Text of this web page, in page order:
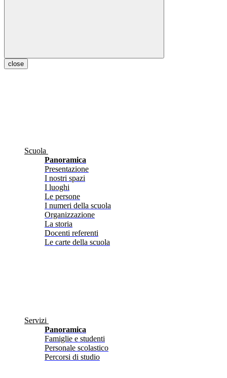
close
Scuola
Panoramica
Presentazione
I nostri spazi
I luoghi
Le persone
I numeri della scuola
Organizzazione
La storia
Docenti referenti
Le carte della scuola
Servizi
Panoramica
Famiglie e studenti
Personale scolastico
Percorsi di studio